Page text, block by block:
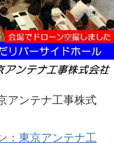
アンテナ工事株式
：東京アンテナ工